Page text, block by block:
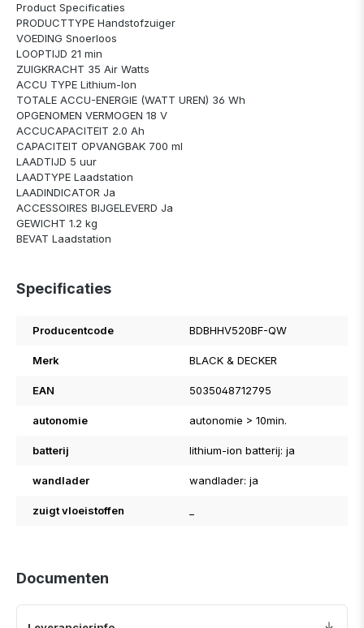
Product Specificaties
PRODUCTTYPE Handstofzuiger
VOEDING Snoerloos
LOOPTIJD 21 min
ZUIGKRACHT 35 Air Watts
ACCU TYPE Lithium-Ion
TOTALE ACCU-ENERGIE (WATT UREN) 36 Wh
OPGENOMEN VERMOGEN 18 V
ACCUCAPACITEIT 2.0 Ah
CAPACITEIT OPVANGBAK 700 ml
LAADTIJD 5 uur
LAADTYPE Laadstation
LAADINDICATOR Ja
ACCESSOIRES BIJGELEVERD Ja
GEWICHT 1.2 kg
BEVAT Laadstation
Specificaties
Producentcode BDBHHV520BF-QW
Merk BLACK & DECKER
EAN 5035048712795
autonomie autonomie > 10min.
batterij lithium-ion batterij: ja
wandlader wandlader: ja
zuigt vloeistoffen
Documenten